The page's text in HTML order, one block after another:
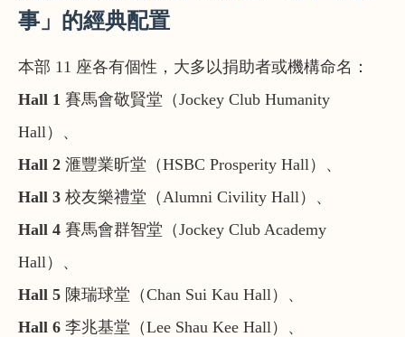
事」的經典配置
本部 11 座各有個性，大多以捐助者或機構命名：
Hall 1 賽馬會敬賢堂（Jockey Club Humanity
Hall）、
Hall 2 滙豐業昕堂（HSBC Prosperity Hall）、
Hall 3 校友樂禮堂（Alumni Civility Hall）、
Hall 4 賽馬會群智堂（Jockey Club Academy
Hall）、
Hall 5 陳瑞球堂（Chan Sui Kau Hall）、
Hall 6 李兆基堂（Lee Shau Kee Hall）、